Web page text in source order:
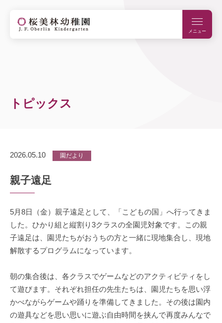
メニュー
トピックス
2026.05.10 園だより
親子遠足
5月8日（金）親子遠足として、「こどもの国」へ行ってきま
した。ひかり組と縦割り3クラスの全園児対象です。この親
子遠足は、園児たちがおうちの方と一緒に現地集合し、現地
解散するプログラムになっています。
朝の集合後は、各クラスでゲームなどのアクティビティをし
て遊びます。それぞれ担任の先生たちは、園児たちを思い浮
かべながらゲームや踊りを準備してきました。その後は園内
の遊具などを思い思いに遊ぶ自由時間を挟んで再度みんなで